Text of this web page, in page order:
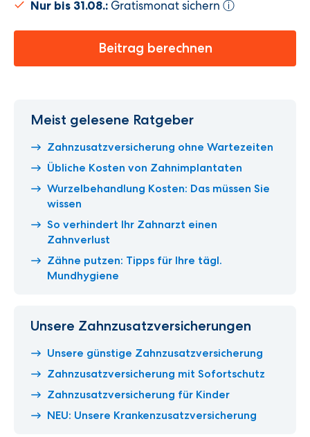
Nur bis 31.08.: Gratismonat sichern ⓘ
Beitrag berechnen
Meist gelesene Ratgeber
Zahnzusatzversicherung ohne Wartezeiten
Übliche Kosten von Zahnimplantaten
Wurzelbehandlung Kosten: Das müssen Sie
wissen
So verhindert Ihr Zahnarzt einen
Zahnverlust
Zähne putzen: Tipps für Ihre tägl.
Mundhygiene
Unsere Zahnzusatzversicherungen
Unsere günstige Zahnzusatzversicherung
Zahnzusatzversicherung mit Sofortschutz
Zahnzusatzversicherung für Kinder
NEU: Unsere Krankenzusatzversicherung